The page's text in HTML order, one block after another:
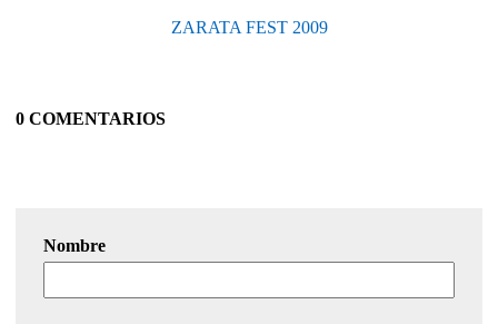
ZARATA FEST 2009
0 COMENTARIOS
Nombre